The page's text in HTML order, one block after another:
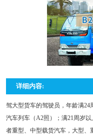
详细内容:
驾大型货车的驾驶员，年龄满
汽车列车（A2照）；满21周岁
者重型、中型载货汽车，大型、